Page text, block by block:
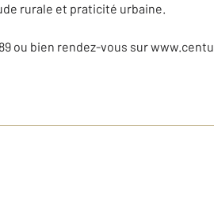
rurale et praticité urbaine.
ou bien rendez-vous sur